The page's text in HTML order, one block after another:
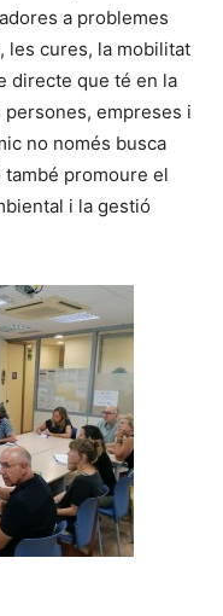
a problemes
les cures, la mobilitat
directe que té en la
empreses i
no només busca
promoure el
i la gestió